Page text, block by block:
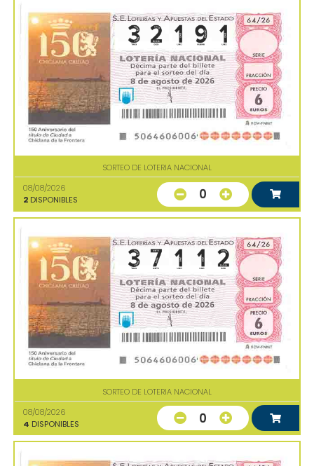
SORTEO DE LOTERIA NACIONAL
08/08/2026
2 DISPONIBLES 0
SORTEO DE LOTERIA NACIONAL
08/08/2026
4 DISPONIBLES 0